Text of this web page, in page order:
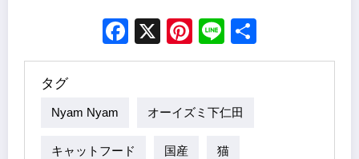
Facebook
X Pinterest
Line
タグ
Nyam Nyam オーイズミ下仁田
キャットフード 国産 猫